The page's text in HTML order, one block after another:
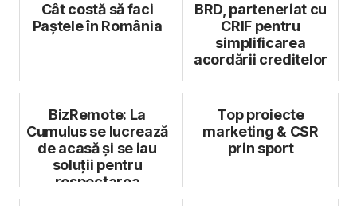
Cât costă să faci
Paștele în România
BRD, parteneriat cu
CRIF pentru
simplificarea
acordării creditelor
BizRemote: La
Cumulus se lucrează
de acasă și se iau
soluții pentru
respectarea
Top proiecte
marketing & CSR
prin sport